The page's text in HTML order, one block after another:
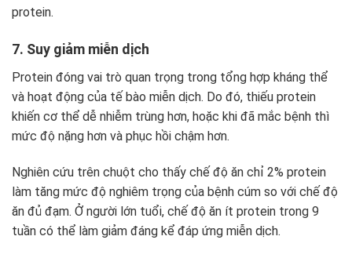
protein.
7. Suy giảm miễn dịch
Protein đóng vai trò quan trọng trong tổng hợp kháng thể
và hoạt động của tế bào miễn dịch. Do đó, thiếu protein
khiến cơ thể dễ nhiễm trùng hơn, hoặc khi đã mắc bệnh thì
mức độ nặng hơn và phục hồi chậm hơn.
Nghiên cứu trên chuột cho thấy chế độ ăn chỉ 2% protein
làm tăng mức độ nghiêm trọng của bệnh cúm so với chế độ
ăn đủ đạm. Ở người lớn tuổi, chế độ ăn ít protein trong 9
tuần có thể làm giảm đáng kể đáp ứng miễn dịch.